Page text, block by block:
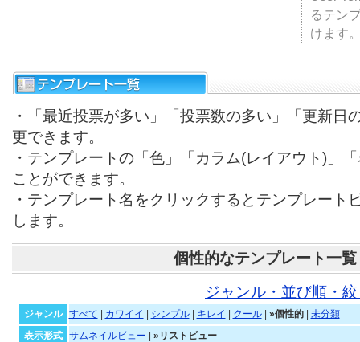
るテン
けます
・「最近投票が多い」「投票数の多い」「更新日
更できます。
・テンプレートの「色」「カラム(レイアウト)」
ことができます。
・テンプレート名をクリックするとテンプレート
します。
個性的なテンプレート一覧
ジャンル・並び順・
ジャンル すべて カワイイ シンプル| キレイ クール| »個性的| 未分類
表示形式
サムネイルビュー
»リストビュー